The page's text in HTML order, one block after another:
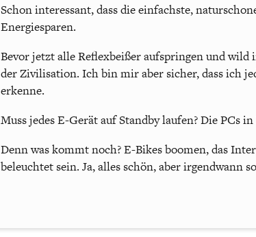
Schon interessant, dass die einfachste,
Energiesparen.
Bevor jetzt alle Reflexbeißer aufspringen und
der Zivilisation. Ich bin mir aber sicher, dass ich
erkenne.
Muss jedes E-Gerät auf Standby laufen? Die PCs
Denn was kommt noch? E-Bikes boomen, das
beleuchtet sein. Ja, alles schön, aber irgendwann